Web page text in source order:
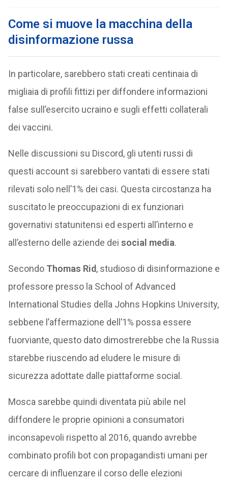
Come si muove la macchina della
disinformazione russa
In particolare, sarebbero stati creati centinaia di
migliaia di profili fittizi per diffondere informazioni
false sull’esercito ucraino e sugli effetti collaterali
dei vaccini.
Nelle discussioni su Discord, gli utenti russi di
questi account si sarebbero vantati di essere stati
rilevati solo nell’1% dei casi. Questa circostanza ha
suscitato le preoccupazioni di ex funzionari
governativi statunitensi ed esperti all’interno e
all’esterno delle aziende dei social media.
Secondo Thomas Rid, studioso di disinformazione e
professore presso la School of Advanced
International Studies della Johns Hopkins University,
sebbene l’affermazione dell’1% possa essere
fuorviante, questo dato dimostrerebbe che la Russia
starebbe riuscendo ad eludere le misure di
sicurezza adottate dalle piattaforme social.
Mosca sarebbe quindi diventata più abile nel
diffondere le proprie opinioni a consumatori
inconsapevoli rispetto al 2016, quando avrebbe
combinato profili bot con propagandisti umani per
cercare di influenzare il corso delle elezioni